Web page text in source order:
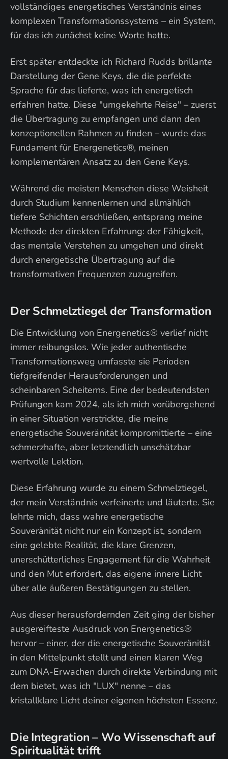
vollständiges energetisches Verständnis eines
komplexen Transformationssystems – ein System,
für das ich zunächst keine Worte hatte.
Erst später entdeckte ich Richard Rudds brillante
Darstellung der Gene Keys, die die perfekte
Sprache für das lieferte, was ich energetisch
erfahren hatte. Diese "umgekehrte Reise" – zuerst
die Übertragung zu empfangen und dann den
konzeptionellen Rahmen zu finden – wurde das
Fundament für Energenetics®, meinen
komplementären Ansatz zu den Gene Keys.
Während die meisten Menschen diese Weisheit
durch Studium kennenlernen und allmählich
tiefere Schichten erschließen, entsprang meine
Methode der direkten Erfahrung: der Fähigkeit,
das mentale Verstehen zu umgehen und direkt
durch energetische Übertragung auf die
transformativen Frequenzen zuzugreifen.
Der Schmelztiegel der Transformation
Die Entwicklung von Energenetics® verlief nicht
immer reibungslos. Wie jeder authentische
Transformationsweg umfasste sie Perioden
tiefgreifender Herausforderungen und
scheinbaren Scheiterns. Eine der bedeutendsten
Prüfungen kam 2024, als ich mich vorübergehend
in einer Situation verstrickte, die meine
energetische Souveränität kompromittierte – eine
schmerzhafte, aber letztendlich unschätzbar
wertvolle Lektion.
Diese Erfahrung wurde zu einem Schmelztiegel,
der mein Verständnis verfeinerte und läuterte. Sie
lehrte mich, dass wahre energetische
Souveränität nicht nur ein Konzept ist, sondern
eine gelebte Realität, die klare Grenzen,
unerschütterliches Engagement für die Wahrheit
und den Mut erfordert, das eigene innere Licht
über alle äußeren Bestätigungen zu stellen.
Aus dieser herausfordernden Zeit ging der bisher
ausgereifteste Ausdruck von Energenetics®
hervor – einer, der die energetische Souveränität
in den Mittelpunkt stellt und einen klaren Weg
zum DNA-Erwachen durch direkte Verbindung mit
dem bietet, was ich "LUX" nenne – das
kristallklare Licht deiner eigenen höchsten Essenz.
Die Integration – Wo Wissenschaft auf
Spiritualität trifft